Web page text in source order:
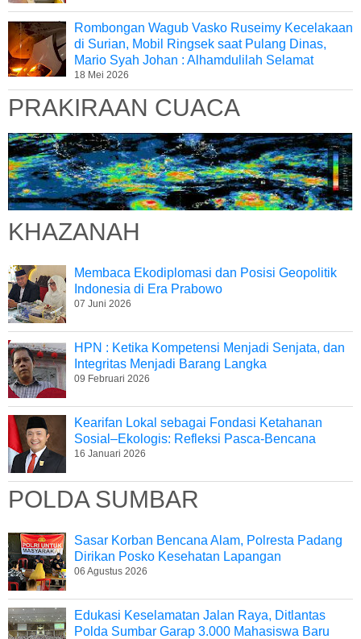
Rombongan Wagub Vasko Ruseimy Kecelakaan
di Surian, Mobil Ringsek saat Pulang Dinas,
Mario Syah Johan : Alhamdulilah Selamat
18 Mei 2026
PRAKIRAAN CUACA
KHAZANAH
Membaca Ekodiplomasi dan Posisi Geopolitik
Indonesia di Era Prabowo
07 Juni 2026
HPN : Ketika Kompetensi Menjadi Senjata, dan
Integritas Menjadi Barang Langka
09 Februari 2026
Kearifan Lokal sebagai Fondasi Ketahanan
Sosial–Ekologis: Refleksi Pasca-Bencana
16 Januari 2026
POLDA SUMBAR
Sasar Korban Bencana Alam, Polresta Padang
Dirikan Posko Kesehatan Lapangan
06 Agustus 2026
Edukasi Keselamatan Jalan Raya, Ditlantas
Polda Sumbar Garap 3.000 Mahasiswa Baru